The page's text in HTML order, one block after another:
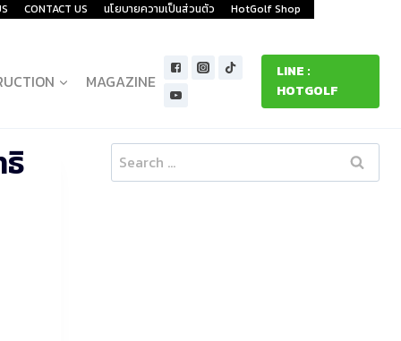
CONTACT US นโยบายความเป็นส่วนตัว HotGolf Shop
MAGAZINE
LINE :
HOTGOLF
Search
for: